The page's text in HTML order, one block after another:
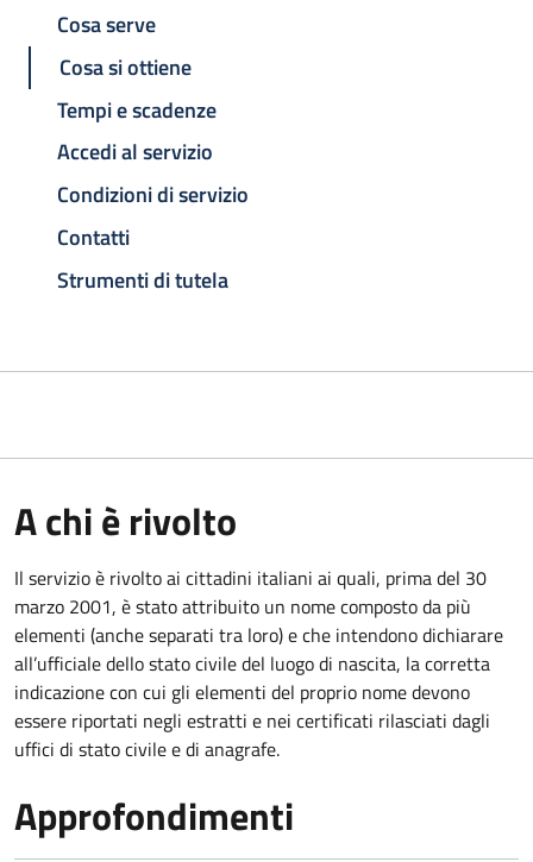
Cosa serve
Cosa si ottiene
Tempi e scadenze
Accedi al servizio
Condizioni di servizio
Contatti
Strumenti di tutela
A chi è rivolto
Il servizio è rivolto ai cittadini italiani ai quali, prima del 30
marzo 2001, è stato attribuito un nome composto da più
elementi (anche separati tra loro) e che intendono dichiarare
all’ufficiale dello stato civile del luogo di nascita, la corretta
indicazione con cui gli elementi del proprio nome devono
essere riportati negli estratti e nei certificati rilasciati dagli
uffici di stato civile e di anagrafe.
Approfondimenti